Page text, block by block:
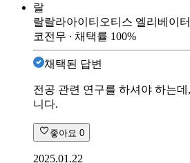
랄
랄랄라아이티 오티스 엘리베이터
코전무 ∙ 채택률 100%
채택된 답변
전공 관련 연구를 하셔야 하는
니다.
좋아요 0
2025.01.22